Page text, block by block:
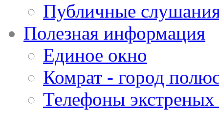
Публичные
Полезная информация
Единое окно
Комрат - город
Телефоны